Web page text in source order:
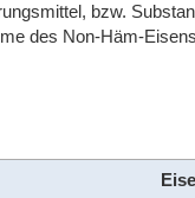
bzw.
des Non-Häm-